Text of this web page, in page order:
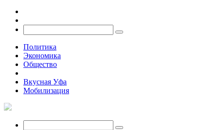
Политика
Экономика
Общество
Вкусная Уфа
Мобилизация